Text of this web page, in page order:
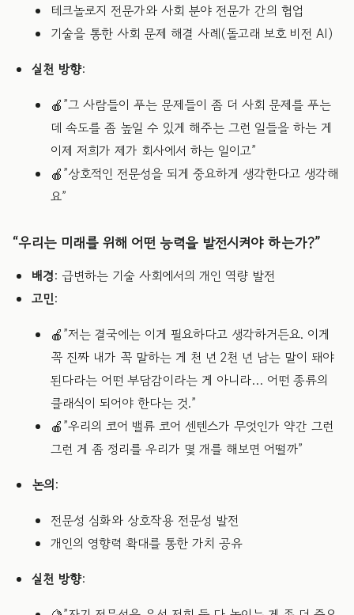
테크놀로지 전문가와 사회 분야 전문가 간의 협업
기술을 통한 사회 문제 해결 사례(돌고래 보호 비전 AI)
실천 방향:
🍎”그 사람들이 푸는 문제들이 좀 더 사회 문제를 푸는
데 속도를 좀 높일 수 있게 해주는 그런 일들을 하는 게
이제 저희가 제가 회사에서 하는 일이고”
🍎”상호적인 전문성을 되게 중요하게 생각한다고 생각해
요”
“우리는 미래를 위해 어떤 능력을 발전시켜야 하는가?”
배경: 급변하는 기술 사회에서의 개인 역량 발전
고민:
🍎”저는 결국에는 이게 필요하다고 생각하거든요. 이게
꼭 진짜 내가 꼭 말하는 게 천 년 2천 년 남는 말이 돼야
된다라는 어떤 부담감이라는 게 아니라… 어떤 종류의
클래식이 되어야 한다는 것.”
🍎”우리의 코어 밸류 코어 센텐스가 무엇인가 약간 그런
그런 게 좀 정리를 우리가 몇 개를 해보면 어떨까”
논의:
전문성 심화와 상호작용 전문성 발전
개인의 영향력 확대를 통한 가치 공유
실천 방향: